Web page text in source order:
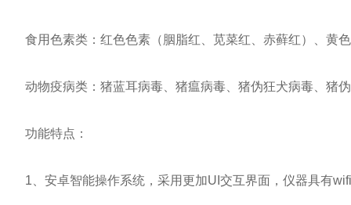
食用色素类：红色色素（胭脂红、苋菜红、赤藓红）、黄
动物疫病类：猪蓝耳病毒、猪瘟病毒、猪伪狂犬病毒、猪
功能特点：
1、安卓智能操作系统，采用更加UI交互界面，仪器具有